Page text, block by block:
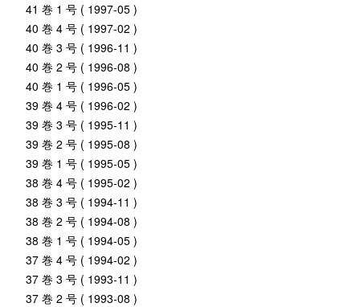
41 巻 1 号 ( 1997-05 )
40 巻 4 号 ( 1997-02 )
40 巻 3 号 ( 1996-11 )
40 巻 2 号 ( 1996-08 )
40 巻 1 号 ( 1996-05 )
39 巻 4 号 ( 1996-02 )
39 巻 3 号 ( 1995-11 )
39 巻 2 号 ( 1995-08 )
39 巻 1 号 ( 1995-05 )
38 巻 4 号 ( 1995-02 )
38 巻 3 号 ( 1994-11 )
38 巻 2 号 ( 1994-08 )
38 巻 1 号 ( 1994-05 )
37 巻 4 号 ( 1994-02 )
37 巻 3 号 ( 1993-11 )
37 巻 2 号 ( 1993-08 )